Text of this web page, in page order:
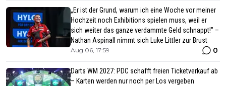
„Er ist der Grund, warum ich eine Woche vor meiner
Hochzeit noch Exhibitions spielen muss, weil er
sich weiter das ganze verdammte Geld schnappt!" –
Nathan Aspinall nimmt sich Luke Littler zur Brust
Aug 06, 17:59 0
Darts WM 2027: PDC schafft freien Ticketverkauf ab
– Karten werden nur noch per Los vergeben